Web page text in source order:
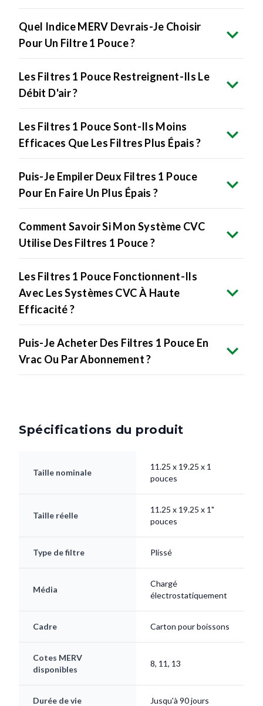
Quel Indice MERV Devrais-Je Choisir
Pour Un Filtre 1 Pouce ?
Les Filtres 1 Pouce Restreignent-Ils Le
Débit D'air ?
Les Filtres 1 Pouce Sont-Ils Moins
Efficaces Que Les Filtres Plus Épais ?
Puis-Je Empiler Deux Filtres 1 Pouce
Pour En Faire Un Plus Épais ?
Comment Savoir Si Mon Système CVC
Utilise Des Filtres 1 Pouce ?
Les Filtres 1 Pouce Fonctionnent-Ils
Avec Les Systèmes CVC À Haute
Efficacité ?
Puis-Je Acheter Des Filtres 1 Pouce En
Vrac Ou Par Abonnement ?
Spécifications du produit
Taille nominale
11.25 x 19.25 x 1
pouces
Taille réelle
11.25 x 19.25 x 1"
pouces
Type de filtre Plissé
Média
Chargé
électrostatiquement
Cadre Carton pour boissons
Cotes MERV
disponibles
8, 11, 13
Durée de vie Jusqu'à 90 jours